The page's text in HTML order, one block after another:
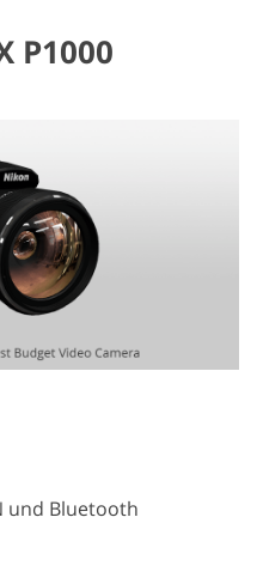
P1000
und Bluetooth